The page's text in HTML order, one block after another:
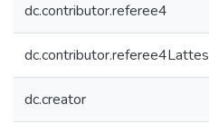
dc.contributor.referee4
dc.contributor.referee4Lattes
dc.creator